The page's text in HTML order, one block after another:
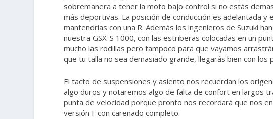
sobremanera a tener la moto bajo control si no estás
más deportivas. La posición de conducción es adelantada y
mantendrías con una R. Además los ingenieros de Suzuki
nuestra GSX-S 1000, con las estriberas colocadas en un
mucho las rodillas pero tampoco para que vayamos
que tu talla no sea demasiado grande, llegarás bien con los
El tacto de suspensiones y asiento nos recuerdan los
algo duros y notaremos algo de falta de confort en largos
punta de velocidad porque pronto nos recordará que nos
versión F con carenado completo.